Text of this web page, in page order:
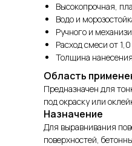
Высокопрочная,
Водо и
Ручного и
Расход смеси от
Толщина
Область
Предназначен для
под окраску или
Назначение
Для выравнивания
поверхностей,